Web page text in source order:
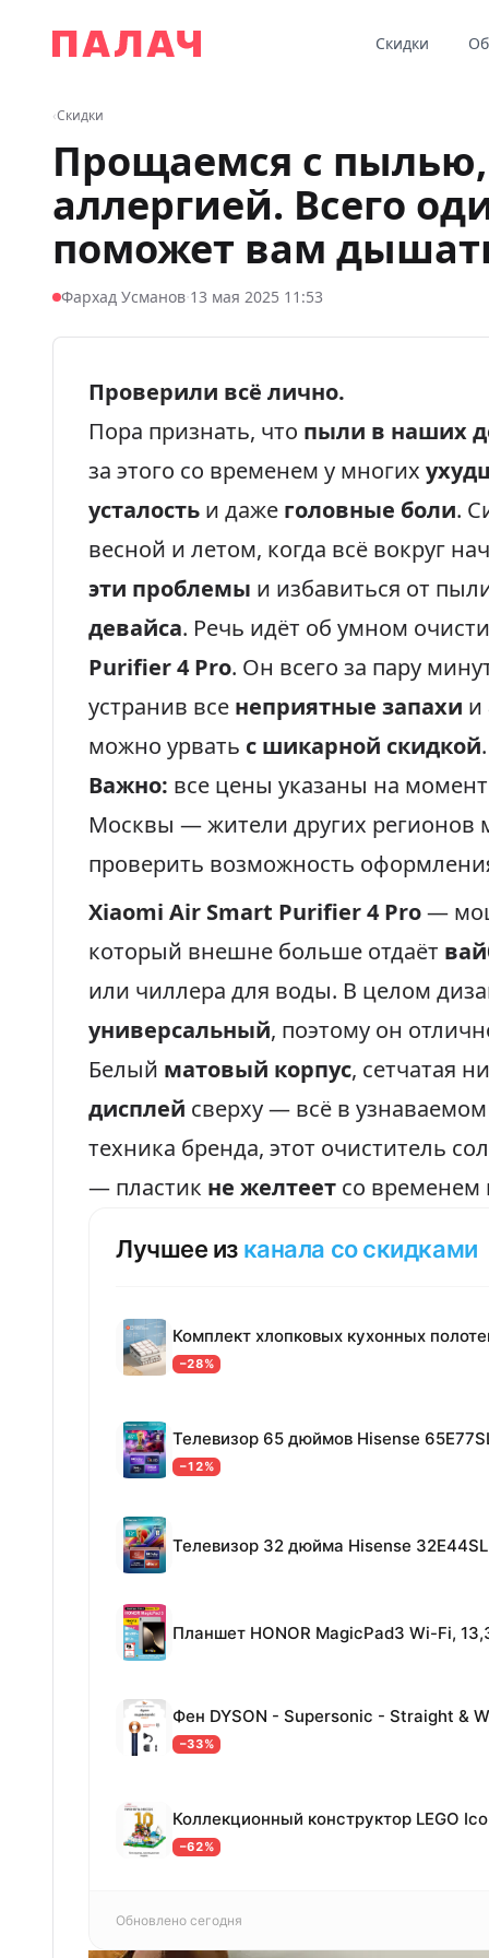
Палач
Скидки
‹Скидки
Прощаемся с
аллергией. Всего
поможет вам
Фархад Усманов·13 мая 2025 11:53
Проверили всё лично.
Пора признать, что пыли в наших
за этого со временем у многих
усталость и даже головные боли.
весной и летом, когда всё вокруг
эти проблемы и избавиться от
девайса. Речь идёт об умном
Purifier 4 Pro. Он всего за пару
устранив все неприятные запахи и
можно урвать с шикарной скидкой.
Важно: все цены указаны на
Москвы — жители других регионов
проверить возможность
Xiaomi Air Smart Purifier 4 Pro—
который внешне больше отдаёт
или чиллера для воды. В целом
универсальный, поэтому он
Белый матовый корпус, сетчатая
дисплей сверху — всё в
техника бренда, этот очиститель
— пластик не желтеет со временем
Лучшее из канала со скидками
−28%
Телевизор 65 дюймов Hisense
−12%
Телевизор 32 дюйма Hisense
−33%
−62%
Обновлено сегодня